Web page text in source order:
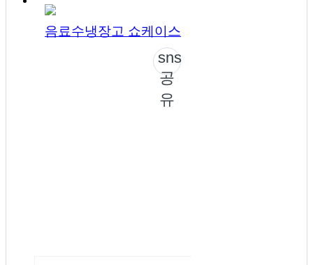
음료수냉장고 쇼케이스
sns
공
유